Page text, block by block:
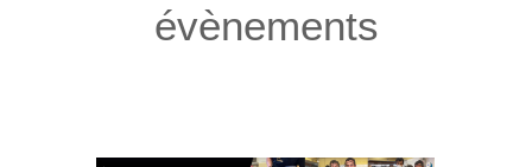
évènements